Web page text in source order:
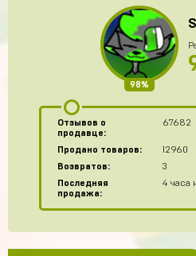
98%
Отзывов о
продавце:
67682
Продано товаров:
12960
Возвратов:
3
Последняя
продажа:
4 часа